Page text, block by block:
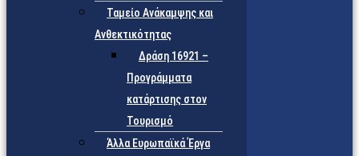
Ταμείο Ανάκαμψης και
Ανθεκτικότητας
Δράση 16921 –
Προγράμματα
κατάρτισης στον
Τουρισμό
Άλλα Ευρωπαϊκά Έργα